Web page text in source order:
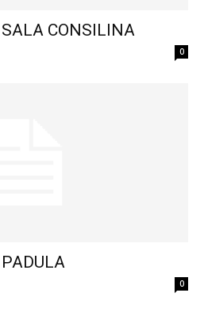
CONSILINA
0
0